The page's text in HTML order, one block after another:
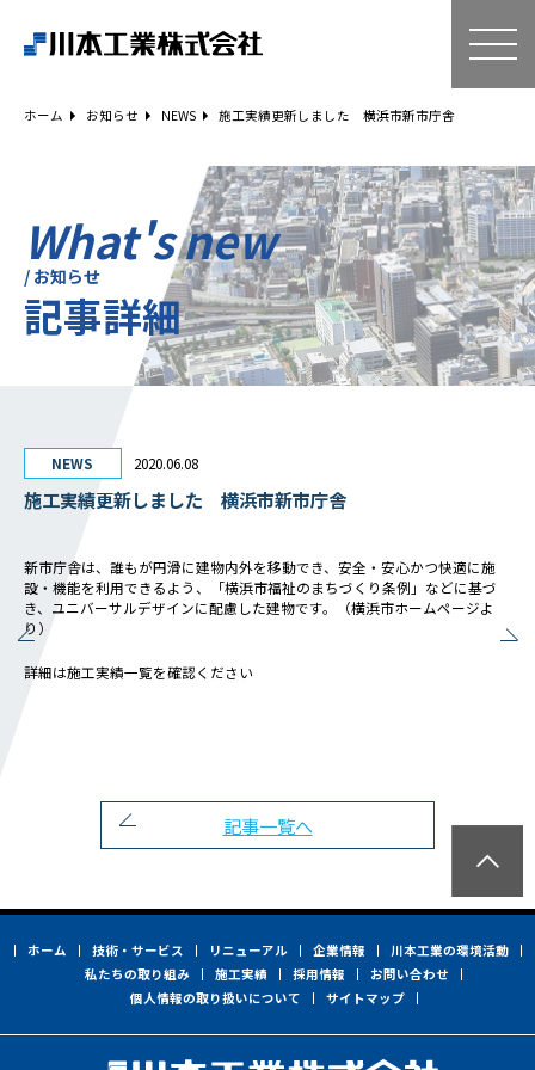
空気調和設備工事
リニューアル
建築工事
設備工事
企業情報
社長メッセージ
役員一覧
沿革
事業所一覧
私たちの取り組み
よこはまグッドバランス
地域志向CSR方針
ホーム お知らせ NEWS 施工実績更新しました 横浜市新市庁舎
What's new
/ お知らせ
記事詳細
NEWS 2020.06.08
施工実績更新しました 横浜市新市庁舎
新市庁舎は、誰もが円滑に建物内外を移動でき、安全・安心かつ快適に施
設・機能を利用できるよう、「横浜市福祉のまちづくり条例」などに基づ
き、ユニバーサルデザインに配慮した建物です。（横浜市ホームページよ
り）
詳細は施工実績一覧を確認ください
記事一覧へ
ホーム 技術・サービス リニューアル 企業情報
川本工業の環境活動
私たちの取り組み
施工実績 採用情報
お問い合わせ
個人情報の取り扱いについて
サイトマップ